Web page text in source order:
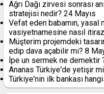
Ağrı Dağı zirvesi sonrası
stratejisi nedir? 24 Mayıs
Vefat eden babamın, yasal
vasiyetnamesine nasıl
Müşterim projemdeki
edip dava açabilir mi? 8
İpe un sermek ne demektir
Ananas Türkiye'de yetişir
Türkiye'nin ilk bankası